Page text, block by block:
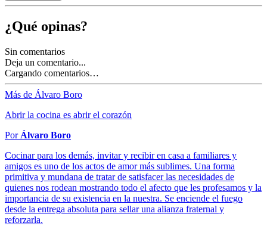
¿Qué opinas?
Sin comentarios
Deja un comentario...
Cargando comentarios…
Más de Álvaro Boro
Abrir la cocina es abrir el corazón
Por Álvaro Boro
Cocinar para los demás, invitar y recibir en casa a familiares y
amigos es uno de los actos de amor más sublimes. Una forma
primitiva y mundana de tratar de satisfacer las necesidades de
quienes nos rodean mostrando todo el afecto que les profesamos y la
importancia de su existencia en la nuestra. Se enciende el fuego
desde la entrega absoluta para sellar una alianza fraternal y
reforzarla.